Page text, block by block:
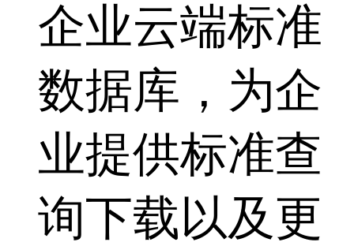
企业云端标准
数据库，为企
业提供标准查
询下载以及更